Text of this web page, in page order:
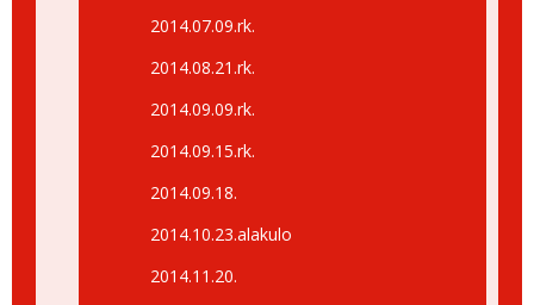
2014.07.09.rk.
2014.08.21.rk.
2014.09.09.rk.
2014.09.15.rk.
2014.09.18.
2014.10.23.alakulo
2014.11.20.